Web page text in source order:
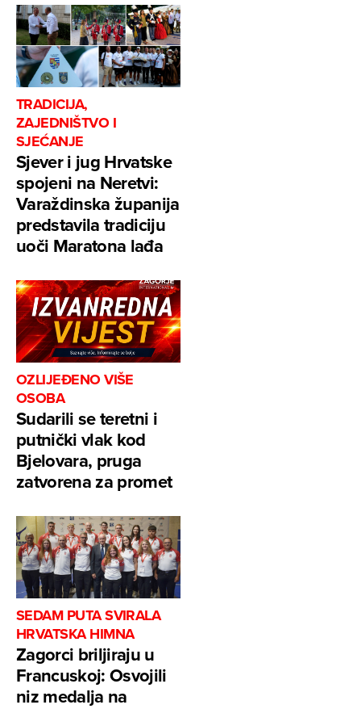
TRADICIJA,
ZAJEDNIŠTVO I
SJEĆANJE
Sjever i jug Hrvatske
spojeni na Neretvi:
Varaždinska županija
predstavila tradiciju
uoči Maratona lađa
OZLIJEĐENO VIŠE
OSOBA
Sudarili se teretni i
putnički vlak kod
Bjelovara, pruga
zatvorena za promet
SEDAM PUTA SVIRALA
HRVATSKA HIMNA
Zagorci briljiraju u
Francuskoj: Osvojili
niz medalja na